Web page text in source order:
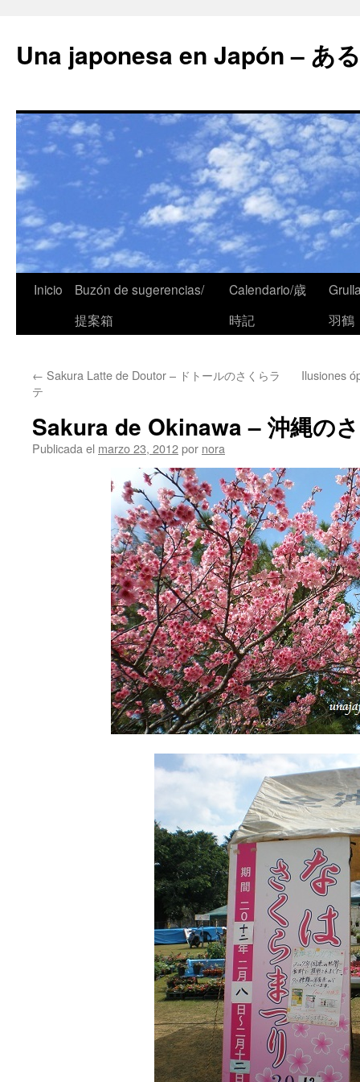
Una japonesa en Japón – あ
Inicio
Buzón de sugerencias/
提案箱
Calendario/歳
時記
羽鶴
← Sakura Latte de Doutor – ドトールのさくらラ
テ
Ilusiones
Sakura de Okinawa – 沖縄の
Publicada el marzo 23, 2012por nora